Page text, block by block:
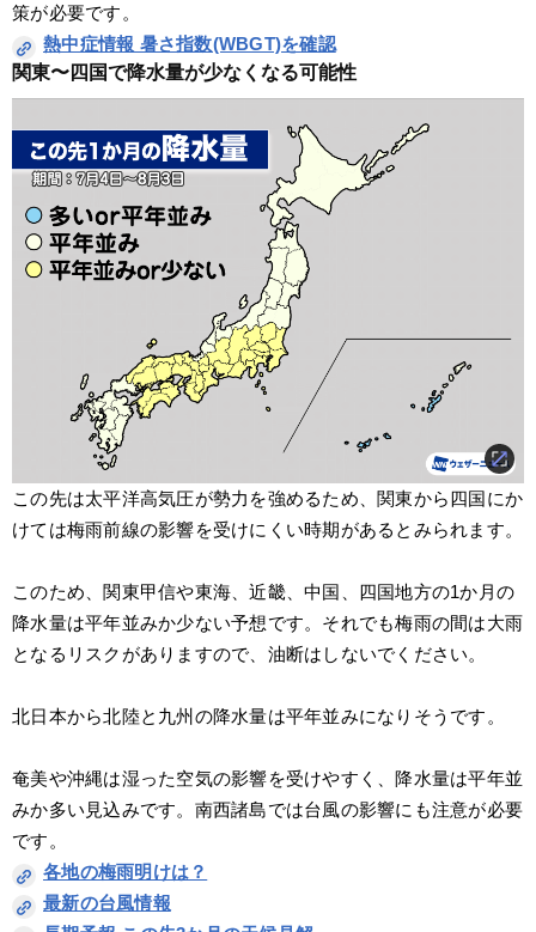
策が必要です。
熱中症情報 暑さ指数(WBGT)を確認
関東〜四国で降水量が少なくなる可能性
この先は太平洋高気圧が勢力を強めるため、関東から四国にか
けては梅雨前線の影響を受けにくい時期があるとみられます。
このため、関東甲信や東海、近畿、中国、四国地方の1か月の
降水量は平年並みか少ない予想です。それでも梅雨の間は大雨
となるリスクがありますので、油断はしないでください。
北日本から北陸と九州の降水量は平年並みになりそうです。
奄美や沖縄は湿った空気の影響を受けやすく、降水量は平年並
みか多い見込みです。南西諸島では台風の影響にも注意が必要
です。
各地の梅雨明けは？
最新の台風情報